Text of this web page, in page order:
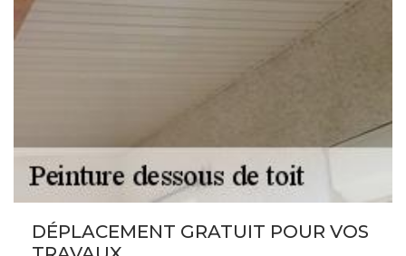
DÉPLACEMENT GRATUIT POUR VOS